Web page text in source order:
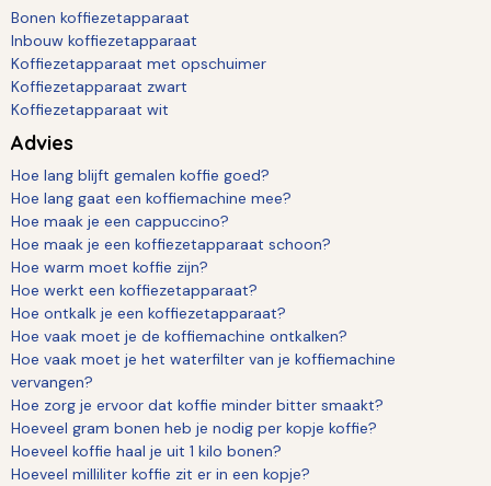
Bonen koffiezetapparaat
Inbouw koffiezetapparaat
Koffiezetapparaat met opschuimer
Koffiezetapparaat zwart
Koffiezetapparaat wit
Advies
Hoe lang blijft gemalen koffie goed?
Hoe lang gaat een koffiemachine mee?
Hoe maak je een cappuccino?
Hoe maak je een koffiezetapparaat schoon?
Hoe warm moet koffie zijn?
Hoe werkt een koffiezetapparaat?
Hoe ontkalk je een koffiezetapparaat?
Hoe vaak moet je de koffiemachine ontkalken?
Hoe vaak moet je het waterfilter van je koffiemachine
vervangen?
Hoe zorg je ervoor dat koffie minder bitter smaakt?
Hoeveel gram bonen heb je nodig per kopje koffie?
Hoeveel koffie haal je uit 1 kilo bonen?
Hoeveel milliliter koffie zit er in een kopje?